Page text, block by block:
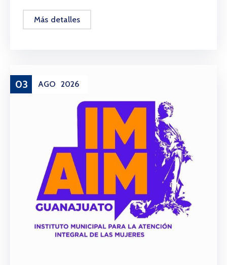
Más detalles
03 AGO 2026